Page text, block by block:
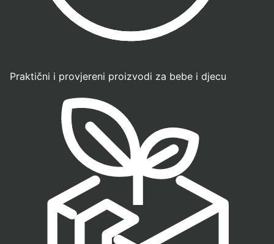
Praktični i provjereni proizvodi za bebe i djecu